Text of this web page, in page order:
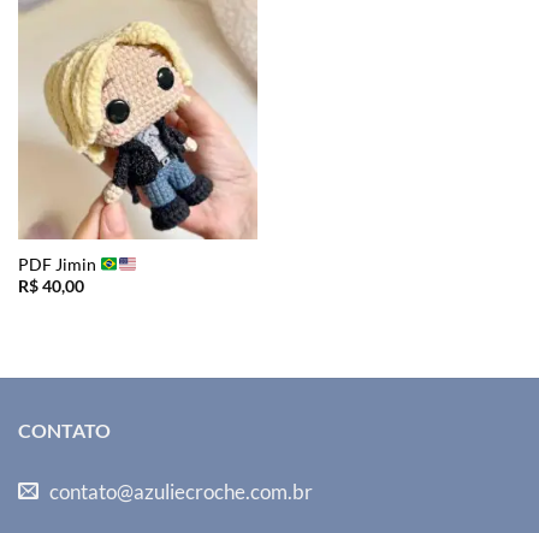
PDF Jimin
R$40,00
CONTATO
contato@azuliecroche.com.br